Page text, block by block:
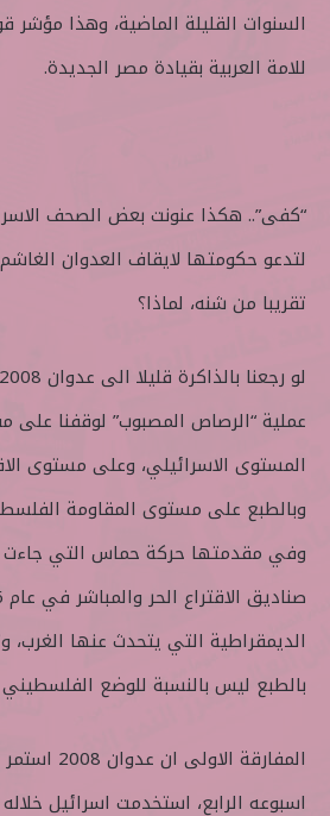
السنوات القليلة الماضية، وهذا
للامة العربية بقيادة مصر الجديدة.
“كفى”.. هكذا عنونت بعض الصحف
لتدعو حكومتها لايقاف العدوان
تقريبا من شنه، لماذا؟
عملية “الرصاص المصبوب” لوقفنا على
المستوى الاسرائيلي، وعلى مستوى
وبالطبع على مستوى المقاومة
وفي مقدمتها حركة حماس التي جاءت
الديمقراطية التي يتحدث عنها الغرب،
بالطبع ليس بالنسبة للوضع
اسبوعه الرابع، استخدمت اسرائيل